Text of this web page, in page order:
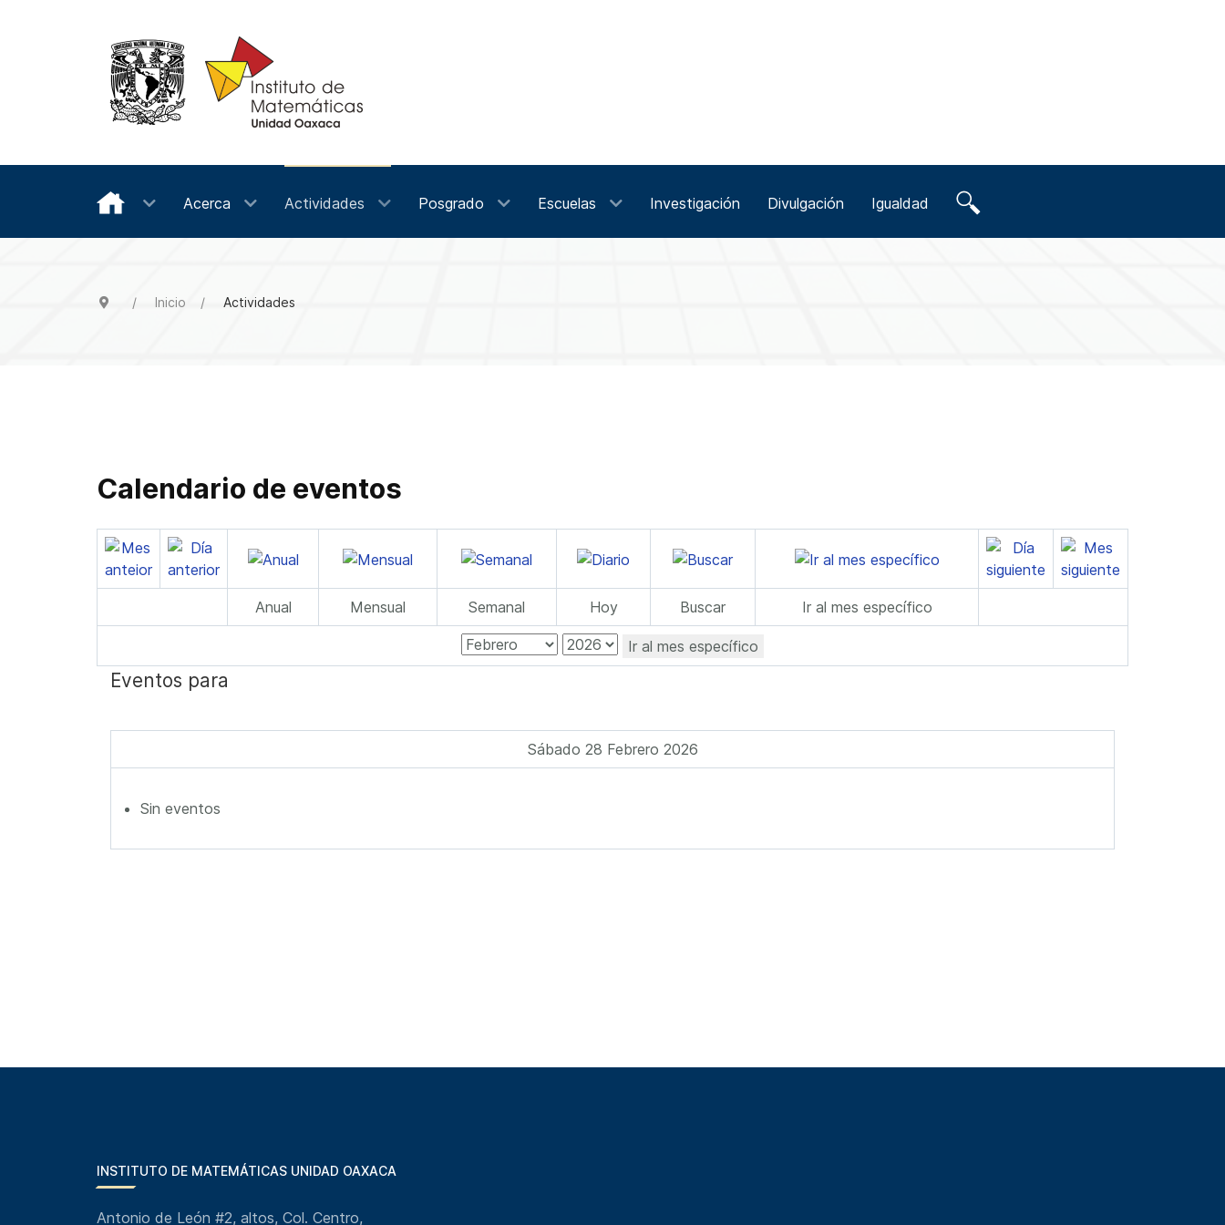
Acerca Actividades Posgrado Escuelas Investigación Divulgación Igualdad
Inicio Actividades
Calendario de eventos
Anual Mensual Semanal Hoy Buscar Ir al mes específico
Ir al mes específico
Eventos para
Sábado 28 Febrero 2026
Sin eventos
INSTITUTO DE MATEMÁTICAS UNIDAD OAXACA
Antonio de León #2, altos, Col. Centro,